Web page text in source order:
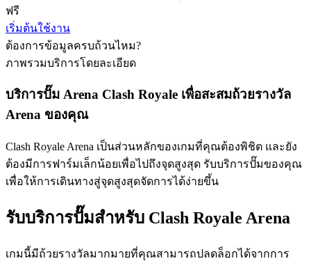
ฟรี
เริ่มต้นใช้งาน
ต้องการข้อมูลครบถ้วนไหม?
ภาพรวมบริการโดยละเอียด
บริการปั๊ม Arena Clash Royale เพื่อสะสมถ้วยรางวัล
Arena ของคุณ
Clash Royale Arena เป็นส่วนหลักของเกมที่คุณต้องพิชิต และยัง
ต้องมีการฟาร์มเล็กน้อยเพื่อไปถึงจุดสูงสุด รับบริการปั๊มของคุณ
เพื่อให้การเดินทางสู่จุดสูงสุดจัดการได้ง่ายขึ้น
รับบริการปั๊มสำหรับ Clash Royale Arena
เกมนี้มีถ้วยรางวัลมากมายที่คุณสามารถปลดล็อกได้จากการ